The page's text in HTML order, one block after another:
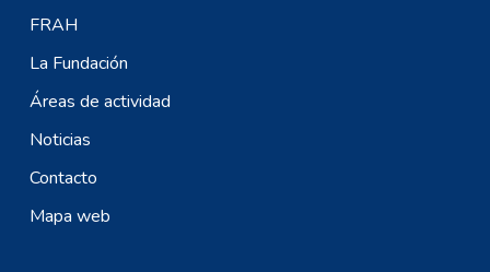
FRAH
La Fundación
Áreas de actividad
Noticias
Contacto
Mapa web